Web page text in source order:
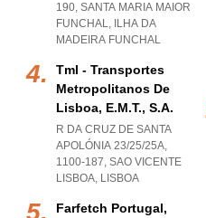
190, SANTA MARIA MAIOR
FUNCHAL, ILHA DA
MADEIRA FUNCHAL
Tml - Transportes
Metropolitanos De
Lisboa, E.m.t., S.a.
R DA CRUZ DE SANTA
APOLÓNIA 23/25/25A,
1100-187, SAO VICENTE
LISBOA, LISBOA
Farfetch Portugal,